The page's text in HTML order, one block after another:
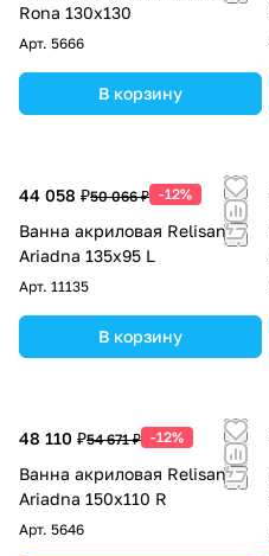
Rona 130х130
Арт. 5666
В корзину
44 058 ₽50 066 ₽ -12%
Ванна акриловая Relisan
Ariadna 135х95 L
Арт. 11135
В корзину
48 110 ₽54 671 ₽ -12%
Ванна акриловая Relisan
Ariadna 150х110 R
Арт. 5646